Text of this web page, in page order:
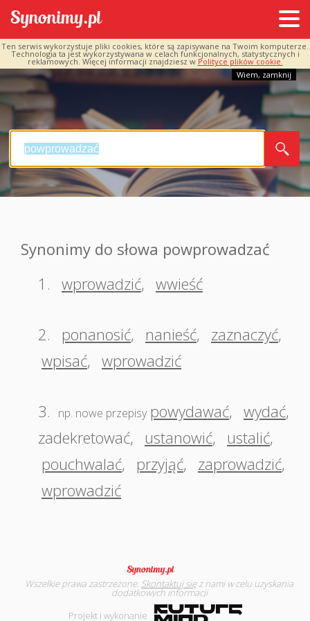
Ten serwis wykorzystuje pliki cookies, które są zapisywane na Twoim komputerze.
Technologia ta jest wykorzystywana w celach funkcjonalnych, statystycznych i
reklamowych. Więcej informacji znajdziesz w Polityce plików cookie.
Wiem, zamknij
Synonimy do słowa powprowadzać
1. wprowadzić, wwieść
2. ponanosić, nanieść, zaznaczyć,
wpisać, wprowadzić
3. np. nowe przepisy powydawać, wydać,
zadekretować, ustanowić, ustalić,
pouchwalać, przyjąć, zaprowadzić,
wprowadzić
Wszelkie prawa zastrzeżone. Skontaktuj sięz nami w celu uzyskania
dodatkowych informacji
Projekt i wykonanie